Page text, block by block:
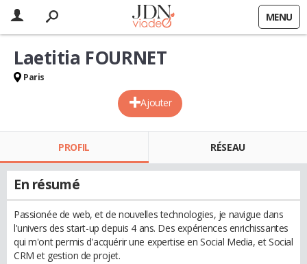
MENU
Ajouter
Laetitia FOURNET
Paris
PROFIL RÉSEAU
En résumé
Passionée de web, et de nouvelles technologies, je navigue dans
l'univers des start-up depuis 4 ans. Des expériences enrichissantes
qui m'ont permis d'acquérir une expertise en Social Media, et Social
CRM et gestion de projet.